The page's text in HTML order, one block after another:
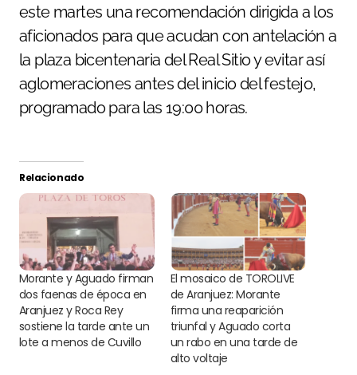
este martes una recomendación dirigida a los
aficionados para que acudan con antelación a
la plaza bicentenaria del Real Sitio y evitar así
aglomeraciones antes del inicio del festejo,
programado para las 19:00 horas.
Relacionado
Morante y Aguado firman
dos faenas de época en
Aranjuez y Roca Rey
sostiene la tarde ante un
lote a menos de Cuvillo
El mosaico de TOROLIVE
de Aranjuez: Morante
firma una reaparición
triunfal y Aguado corta
un rabo en una tarde de
alto voltaje